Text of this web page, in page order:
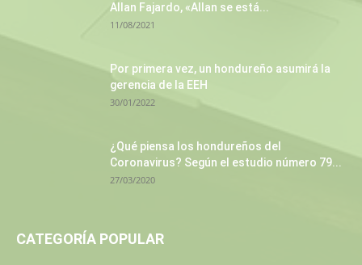
Allan Fajardo, «Allan se está...
11/08/2021
Por primera vez, un hondureño asumirá la
gerencia de la EEH
30/01/2022
¿Qué piensa los hondureños del
Coronavirus? Según el estudio número 79...
27/03/2020
CATEGORÍA POPULAR